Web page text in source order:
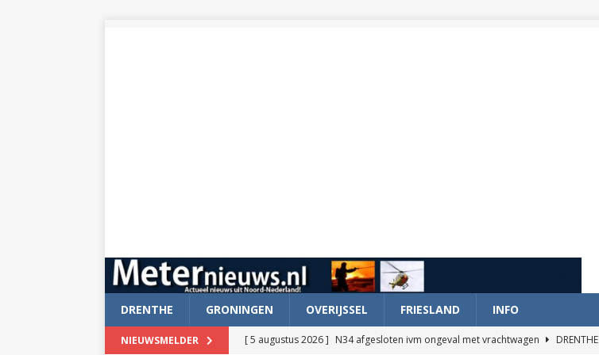
DRENTHE GRONINGEN OVERIJSSEL FRIESLAND INFO
NIEUWSMELDER [ 5 augustus 2026 ] N34 afgesloten ivm ongeval met vrachtwagen
DRENTHE